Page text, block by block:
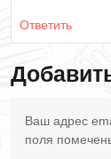
Ответить
Ваш адрес
поля